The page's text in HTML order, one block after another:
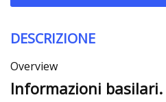
DESCRIZIONE
Overview
Informazioni basilari.